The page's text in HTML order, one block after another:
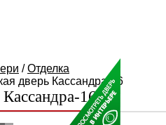
/Отделка
дверь Кассандра-16
16